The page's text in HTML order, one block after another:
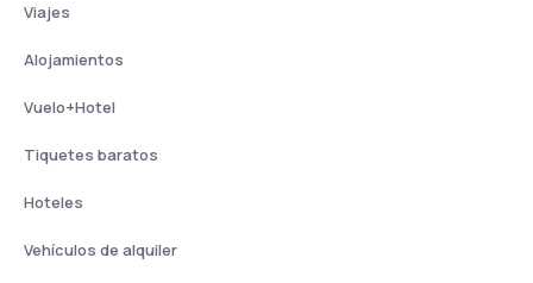
Viajes
Alojamientos
Vuelo+Hotel
Tiquetes baratos
Hoteles
Vehículos de alquiler